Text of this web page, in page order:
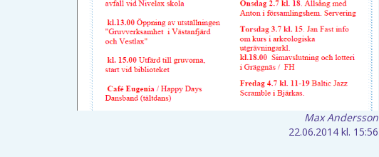
Max Andersson
22.06.2014 kl. 15:56